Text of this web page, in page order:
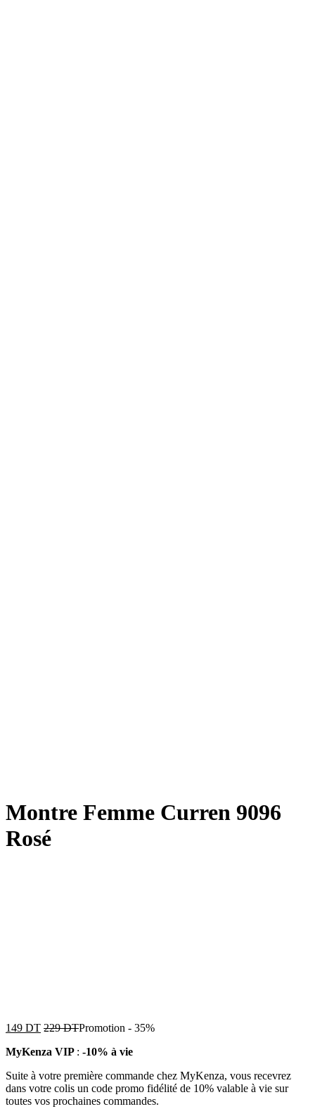
Montre Femme Curren 9096
Rosé
149 DT 229DTPromotion - 35%
MyKenza VIP : -10% à vie
Suite à votre première commande chez MyKenza, vous recevrez
dans votre colis un code promo fidélité de 10% valable à vie sur
toutes vos prochaines commandes.